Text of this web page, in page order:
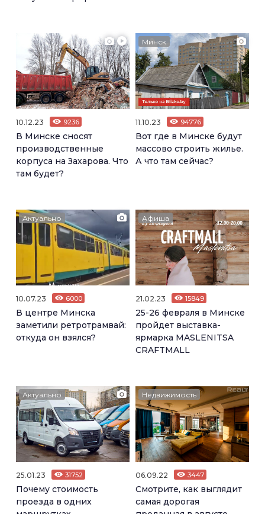
10.12.23 9236
В Минске сносят
производственные
корпуса на Захарова. Что
там будет?
Минск
11.10.23 94776
Вот где в Минске будут
массово строить жилье.
А что там сейчас?
Актуально
10.07.23 6000
В центре Минска
заметили ретротрамвай:
откуда он взялся?
Афиша
21.02.23 15849
25-26 февраля в Минске
пройдет выставка-
ярмарка MASLENITSA
CRAFTMALL
Актуально
25.01.23 31752
Почему стоимость
проезда в одних
Недвижимость
06.09.22 3447
Смотрите, как выглядит
самая дорогая